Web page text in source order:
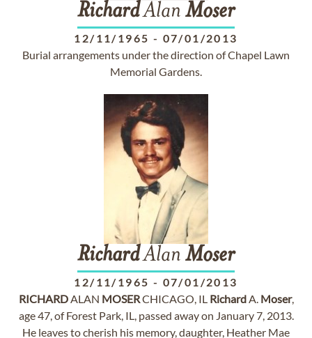
RichardAlan Moser
12/11/1965 - 07/01/2013
Burial arrangements under the direction of Chapel Lawn
Memorial Gardens.
RichardAlan Moser
12/11/1965 - 07/01/2013
RICHARDALAN MOSERCHICAGO, IL RichardA. Moser,
age 47, of Forest Park, IL, passed away on January 7, 2013.
He leaves to cherish his memory, daughter, Heather Mae